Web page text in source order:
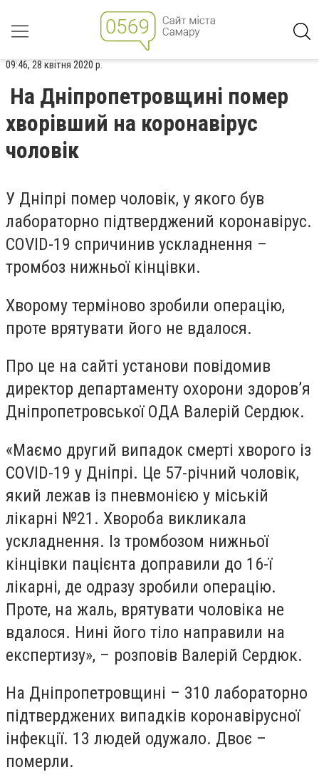
09:46, 28 квітня 2020 р.
На Дніпропетровщині помер
хворівший на коронавірус
чоловік
У Дніпрі помер чоловік, у якого був
лабораторно підтверджений коронавірус.
COVID-19 спричинив ускладнення –
тромбоз нижньої кінцівки.
Хворому терміново зробили операцію,
проте врятувати його не вдалося.
Про це на сайті установи повідомив
директор департаменту охорони здоров’я
Дніпропетровської ОДА Валерій Сердюк.
«Маємо другий випадок смерті хворого із
COVID-19 у Дніпрі. Це 57-річний чоловік,
який лежав із пневмонією у міській
лікарні №21. Хвороба викликала
ускладнення. Із тромбозом нижньої
кінцівки пацієнта доправили до 16-ї
лікарні, де одразу зробили операцію.
Проте, на жаль, врятувати чоловіка не
вдалося. Нині його тіло направили на
експертизу», – розповів Валерій Сердюк.
На Дніпропетровщині – 310 лабораторно
підтверджених випадків коронавірусної
інфекції. 13 людей одужало. Двоє –
померли.